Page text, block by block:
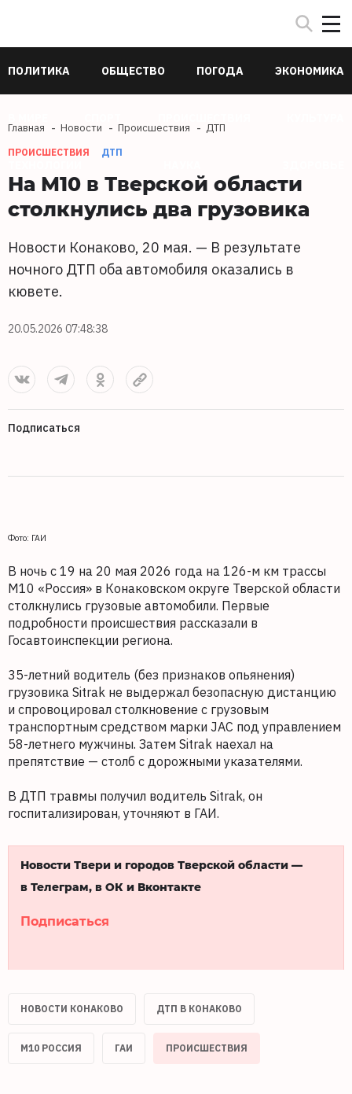
ПОЛИТИКА ОБЩЕСТВО ПОГОДА ЭКОНОМИКА
Главная Новости Происшествия ДТП
ПРОИСШЕСТВИЯ ДТП
На М10 в Тверской области
столкнулись два грузовика
Новости Конаково, 20 мая. — В результате
ночного ДТП оба автомобиля оказались в
кювете.
20.05.2026 07:48:38
Подписаться
Фото: ГАИ
В ночь с 19 на 20 мая 2026 года на 126-м км трассы
М10 «Россия» в Конаковском округе Тверской области
столкнулись грузовые автомобили. Первые
подробности происшествия рассказали в
Госавтоинспекции региона.
35-летний водитель (без признаков опьянения)
грузовика Sitrak не выдержал безопасную дистанцию
и спровоцировал столкновение с грузовым
транспортным средством марки JAC под управлением
58-летнего мужчины. Затем Sitrak наехал на
препятствие — столб с дорожными указателями.
В ДТП травмы получил водитель Sitrak, он
госпитализирован, уточняют в ГАИ.
Новости Твери и городов Тверской области —
в Телеграм, в ОК и Вконтакте
Подписаться
НОВОСТИ КОНАКОВО ДТП В КОНАКОВО
М10 РОССИЯ ГАИ ПРОИСШЕСТВИЯ